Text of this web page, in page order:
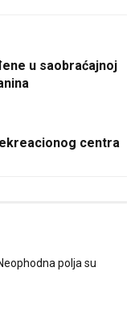
u saobraćajnoj
centra
polja su